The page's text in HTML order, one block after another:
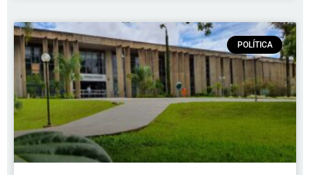
POLÍTICA